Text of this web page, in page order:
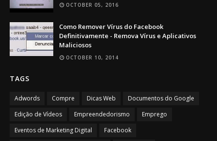
OCTOBER 05, 2016
Como Remover Vírus do Facebook
Definitivamente - Remova Vírus e Aplicativos
Maliciosos
OCTOBER 10, 2014
TAGS
Adwords Compre Dicas Web
Documentos do Google
Edição de Vídeos
Empreendedorismo
Emprego
Eventos de Marketing Digital
Facebook